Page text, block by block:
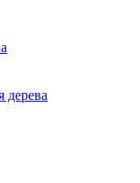
дерева